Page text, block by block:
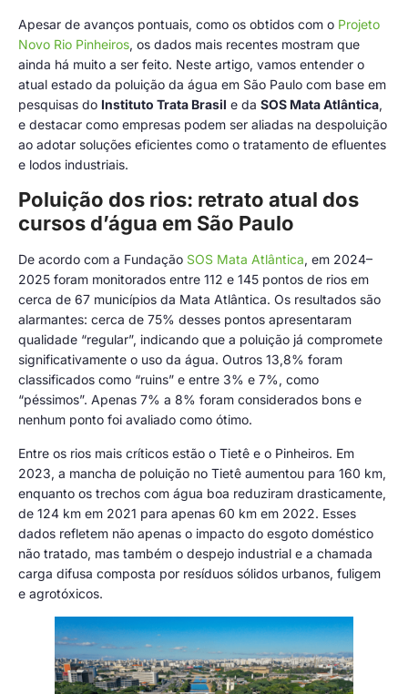
Apesar de avanços pontuais, como os obtidos com o Projeto
Novo Rio Pinheiros, os dados mais recentes mostram que
ainda há muito a ser feito. Neste artigo, vamos entender o
atual estado da poluição da água em São Paulo com base em
pesquisas do Instituto Trata Brasil e da SOS Mata Atlântica,
e destacar como empresas podem ser aliadas na despoluição
ao adotar soluções eficientes como o tratamento de efluentes
e lodos industriais.
Poluição dos rios: retrato atual dos
cursos d’água em São Paulo
De acordo com a Fundação SOS Mata Atlântica, em 2024–
2025 foram monitorados entre 112 e 145 pontos de rios em
cerca de 67 municípios da Mata Atlântica. Os resultados são
alarmantes: cerca de 75% desses pontos apresentaram
qualidade “regular”, indicando que a poluição já compromete
significativamente o uso da água. Outros 13,8% foram
classificados como “ruins” e entre 3% e 7%, como
“péssimos”. Apenas 7% a 8% foram considerados bons e
nenhum ponto foi avaliado como ótimo.
Entre os rios mais críticos estão o Tietê e o Pinheiros. Em
2023, a mancha de poluição no Tietê aumentou para 160 km,
enquanto os trechos com água boa reduziram drasticamente,
de 124 km em 2021 para apenas 60 km em 2022. Esses
dados refletem não apenas o impacto do esgoto doméstico
não tratado, mas também o despejo industrial e a chamada
carga difusa composta por resíduos sólidos urbanos, fuligem
e agrotóxicos.